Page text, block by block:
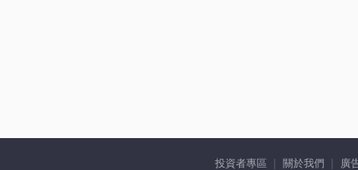
投資者專區 關於我們 廣